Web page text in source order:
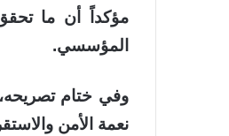
مؤكداً أن ما
المؤسسي.
وفي ختام تصريحه،
نعمة الأمن